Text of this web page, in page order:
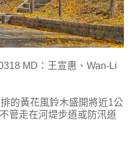
MD：王宣惠、Wan-Li
的黃花風鈴木盛開將近1公
管走在河堤步道或防汛道